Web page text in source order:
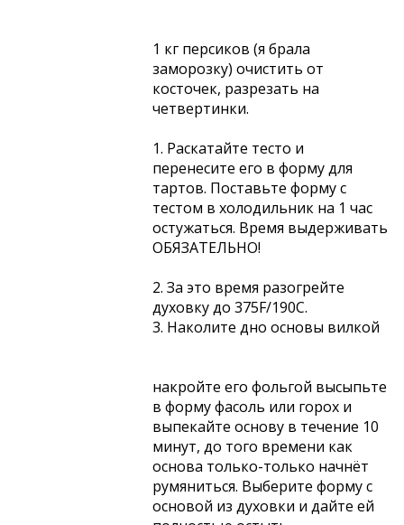
1 кг персиков (я брала
заморозку) очистить от
косточек, разрезать на
четвертинки.
1. Раскатайте тесто и
перенесите его в форму для
тартов. Поставьте форму с
тестом в холодильник на 1 час
остужаться. Время выдерживать
ОБЯЗАТЕЛЬНО!
2. За это время разогрейте
духовку до 375F/190C.
3. Наколите дно основы вилкой
накройте его фольгой высыпьте
в форму фасоль или горох и
выпекайте основу в течение 10
минут, до того времени как
основа только-только начнёт
румяниться. Выберите форму с
основой из духовки и дайте ей